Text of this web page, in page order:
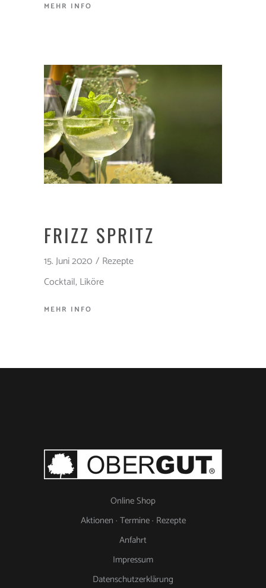
MEHR INFO
FRIZZ SPRITZ
15. Juni 2020
Rezepte
Cocktail,Liköre
MEHR INFO
Online Shop
Aktionen · Termine · Rezepte
Anfahrt
Impressum
Datenschutzerklärung